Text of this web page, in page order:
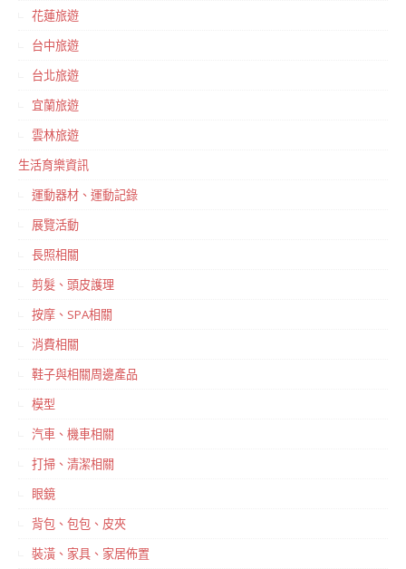
花蓮旅遊
台中旅遊
台北旅遊
宜蘭旅遊
雲林旅遊
生活育樂資訊
運動器材、運動記錄
展覽活動
長照相關
剪髮、頭皮護理
按摩、SPA相關
消費相關
鞋子與相關周邊產品
模型
汽車、機車相關
打掃、清潔相關
眼鏡
背包、包包、皮夾
裝潢、家具、家居佈置